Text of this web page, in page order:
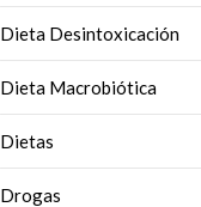
Dieta Desintoxicación
Dieta Macrobiótica
Dietas
Drogas